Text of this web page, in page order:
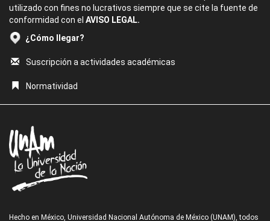
utilizado con fines no lucrativos siempre que se cite la fuente de
conformidad con el AVISO LEGAL.
¿Cómo llegar?
Suscripción a actividades académicas
Normatividad
Hecho en México, Universidad Nacional Autónoma de México (UNAM), todos